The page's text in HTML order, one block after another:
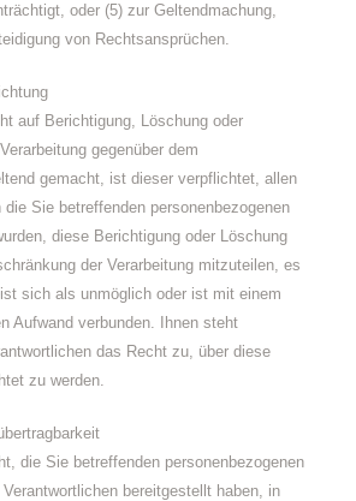
oder (5) zur Geltendmachung,
von Rechtsansprüchen.
auf Berichtigung, Löschung oder
gegenüber dem
gemacht, ist dieser verpflichtet, allen
die Sie betreffenden personenbezogenen
diese Berichtigung oder Löschung
der Verarbeitung mitzuteilen, es
sich als unmöglich oder ist mit einem
Aufwand verbunden. Ihnen steht
das Recht zu, über diese
zu werden.
die Sie betreffenden personenbezogenen
bereitgestellt haben, in